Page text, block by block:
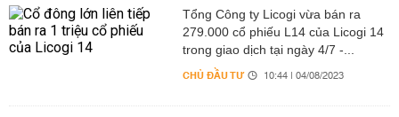
Tổng Công ty Licogi vừa bán ra
279.000 cổ phiếu L14 của Licogi 14
trong giao dịch tại ngày 4/7 -...
CHỦ ĐẦU TƯ 10:44 | 04/08/2023